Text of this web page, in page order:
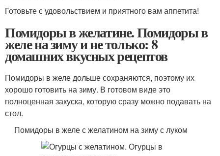
Готовьте с удовольствием и приятного вам аппетита!
Помидоры в желатине. Помидоры в
желе на зиму и не только: 8
домашних вкусных рецептов
Помидоры в желе дольше сохраняются, поэтому их
хорошо готовить на зиму. В готовом виде это
полноценная закуска, которую сразу можно подавать на
стол.
Помидоры в желе с желатином на зиму с луком